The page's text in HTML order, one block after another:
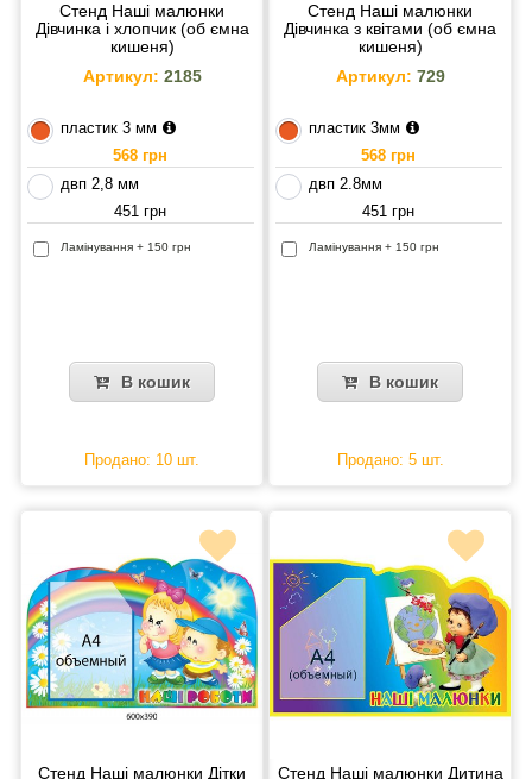
Стенд Наші малюнки
Дівчинка і хлопчик (об ємна
кишеня)
Артикул: 2185
пластик 3 мм
568 грн
двп 2,8 мм
451 грн
Ламінування + 150 грн
В кошик
Продано: 10 шт.
Стенд Наші малюнки
Дівчинка з квітами (об ємна
кишеня)
Артикул: 729
пластик 3мм
568 грн
двп 2.8мм
451 грн
Ламінування + 150 грн
В кошик
Продано: 5 шт.
Стенд Наші малюнки Дітки Стенд Наші малюнки Дитина